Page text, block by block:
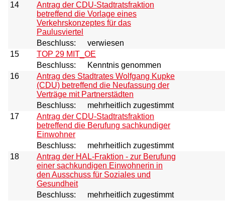
14
Antrag der CDU-Stadtratsfraktion
betreffend die Vorlage eines
Verkehrskonzeptes für das
Paulusviertel
Beschluss:
verwiesen
15
TOP 29 MIT_OE
Beschluss:
Kenntnis genommen
16
Antrag des Stadtrates Wolfgang Kupke
(CDU) betreffend die Neufassung der
Verträge mit Partnerstädten
Beschluss:
mehrheitlich zugestimmt
17
Antrag der CDU-Stadtratsfraktion
betreffend die Berufung sachkundiger
Einwohner
Beschluss:
mehrheitlich zugestimmt
18
Antrag der HAL-Fraktion - zur Berufung
einer sachkundigen Einwohnerin in
den Ausschuss für Soziales und
Gesundheit
Beschluss:
mehrheitlich zugestimmt